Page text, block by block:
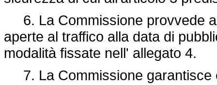
6. La Commissione provvede
aperte al traffico alla data di
modalità fissate nell' allegato 4.
7. La Commissione garantisce